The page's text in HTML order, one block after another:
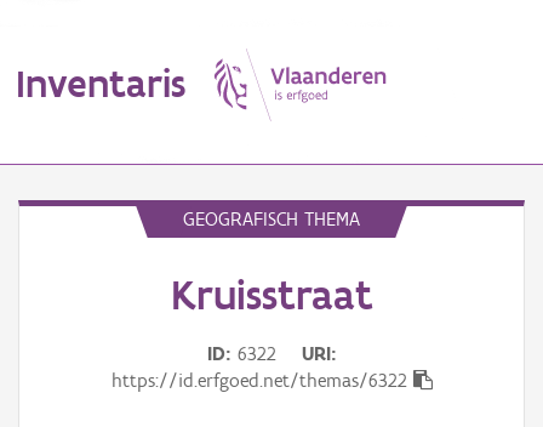
Inventaris
GEOGRAFISCH THEMA
Kruisstraat
ID 6322
URI
https://id.erfgoed.net/themas/6322